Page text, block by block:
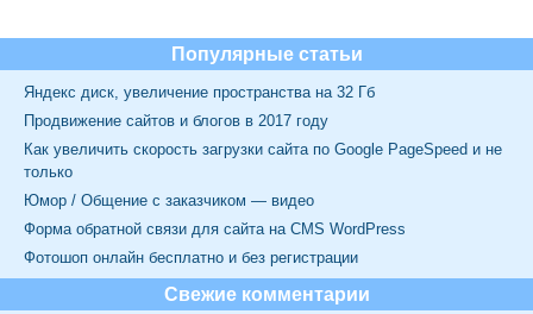
Популярные статьи
Яндекс диск, увеличение пространства на 32 Гб
Продвижение сайтов и блогов в 2017 году
Как увеличить скорость загрузки сайта по Google PageSpeed и не
только
Юмор / Общение с заказчиком — видео
Форма обратной связи для сайта на CMS WordPress
Фотошоп онлайн бесплатно и без регистрации
Свежие комментарии